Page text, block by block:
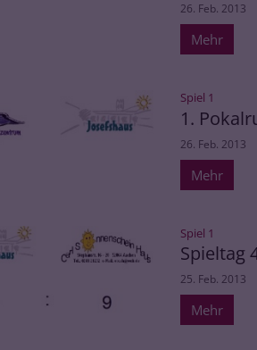
26. Feb. 2013
Mehr
Spiel 1
1.
26. Feb. 2013
Mehr
Spiel 1
Spieltag
25. Feb. 2013
Mehr